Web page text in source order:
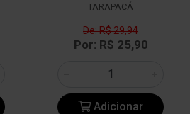
TARAPACÁ
De: R$ 29,94
Por: R$ 25,90
Adicionar